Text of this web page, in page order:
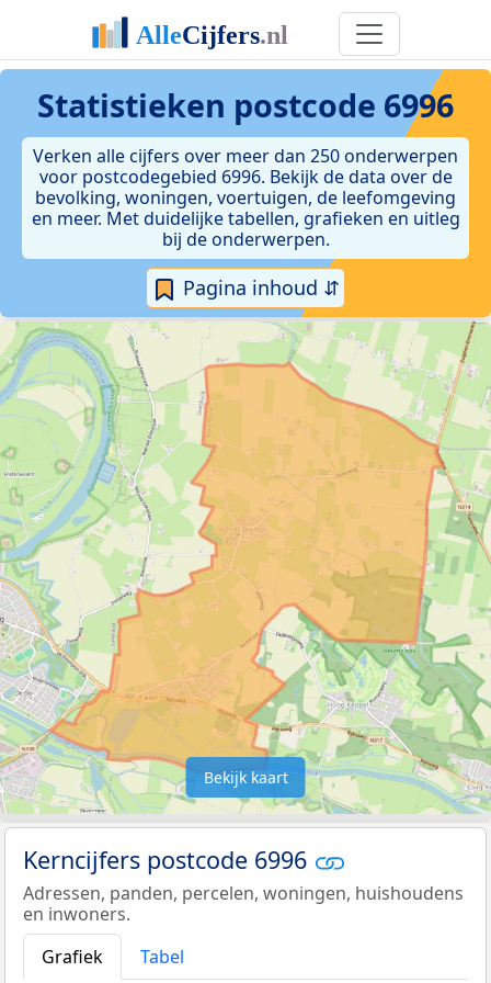
Statistieken postcode 6996
Verken alle cijfers over meer dan 250 onderwerpen
voor postcodegebied 6996. Bekijk de data over de
bevolking, woningen, voertuigen, de leefomgeving
en meer. Met duidelijke tabellen, grafieken en uitleg
bij de onderwerpen.
Pagina inhoud ⇵
Bekijk kaart
Kerncijfers postcode 6996
Adressen, panden, percelen, woningen, huishoudens
en inwoners.
Grafiek
Tabel